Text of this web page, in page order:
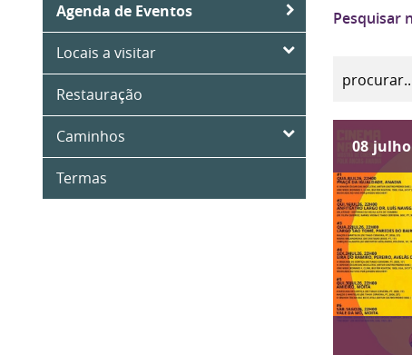
Agenda de Eventos
Locais a visitar
Restauração
Caminhos
Termas
Pesquisar
08 julho